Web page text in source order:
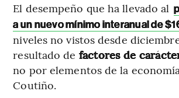
El desempeño que ha llevado al
a un nuevo mínimo interanual de
niveles no vistos desde
resultado de factores de
no por elementos de la
Coutiño.